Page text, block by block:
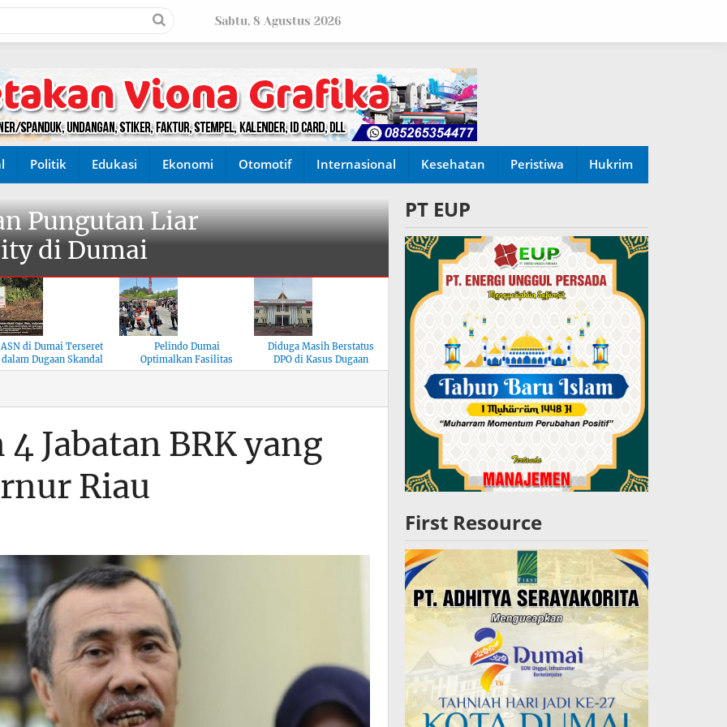
Sabtu, 8 Agustus 2026
Politik Edukasi Ekonomi Otomotif Internasional Kesehatan Peristiwa Hukrim
Pungutan Liar
di Dumai
ASN di Dumai Terseret
dalam Dugaan Skandal
Integritas Aparatur
Pelindo Dumai
Optimalkan Fasilitas
untuk Kenyamanan Arus
Diduga Masih Berstatus
DPO di Kasus Dugaan
Pemalsuan Paspor, Polres
Jabatan BRK yang
Riau
PT EUP
First Resource